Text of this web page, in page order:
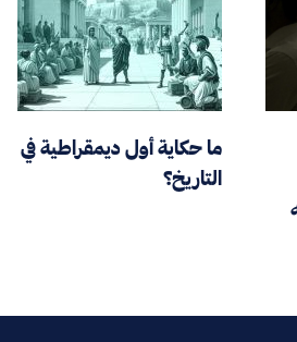
ما حكاية أول ديمقراطية في
التاريخ؟